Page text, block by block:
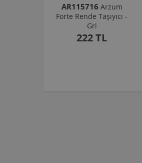
AR115716 Arzum
Forte Rende Taşıyıcı -
Gri
222 TL